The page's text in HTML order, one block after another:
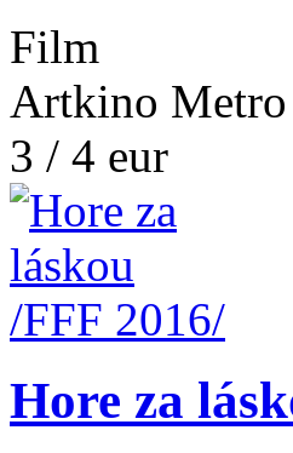
Film
Artkino Metro
3 / 4 eur
Hore za